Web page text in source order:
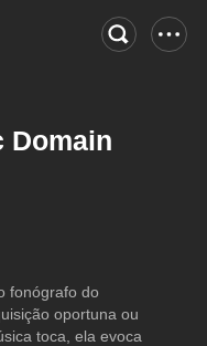
Domain
fonógrafo do
oportuna ou
toca, ela evoca